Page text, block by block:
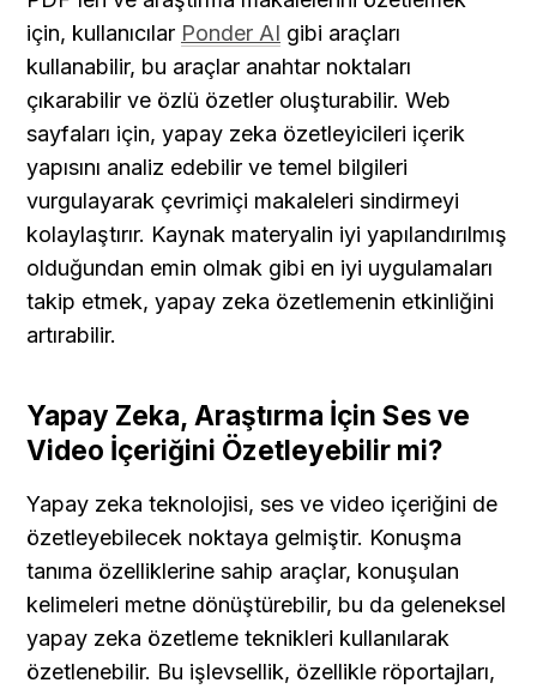
için, kullanıcılar Ponder AI gibi araçları
kullanabilir, bu araçlar anahtar noktaları
çıkarabilir ve özlü özetler oluşturabilir. Web
sayfaları için, yapay zeka özetleyicileri içerik
yapısını analiz edebilir ve temel bilgileri
vurgulayarak çevrimiçi makaleleri sindirmeyi
kolaylaştırır. Kaynak materyalin iyi yapılandırılmış
olduğundan emin olmak gibi en iyi uygulamaları
takip etmek, yapay zeka özetlemenin etkinliğini
artırabilir.
Yapay Zeka, Araştırma İçin Ses ve
Video İçeriğini Özetleyebilir mi?
Yapay zeka teknolojisi, ses ve video içeriğini de
özetleyebilecek noktaya gelmiştir. Konuşma
tanıma özelliklerine sahip araçlar, konuşulan
kelimeleri metne dönüştürebilir, bu da geleneksel
yapay zeka özetleme teknikleri kullanılarak
özetlenebilir. Bu işlevsellik, özellikle röportajları,